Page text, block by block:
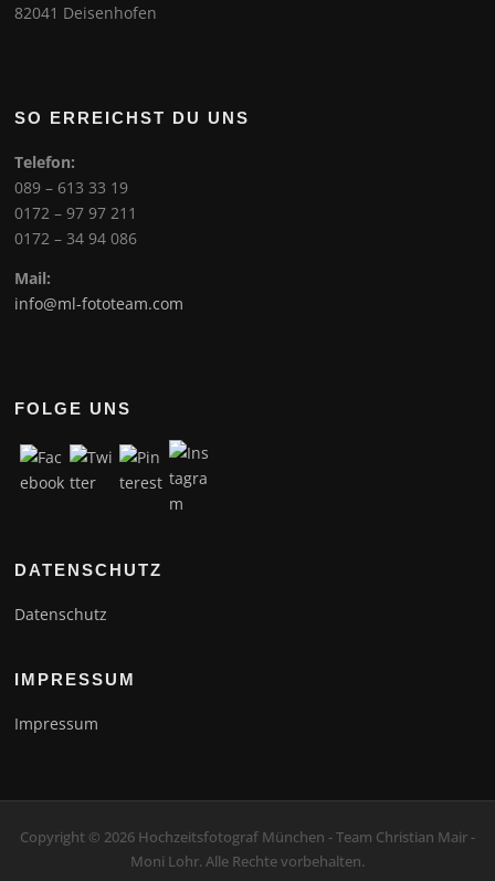
82041 Deisenhofen
SO ERREICHST DU UNS
Telefon:
089 – 613 33 19
0172 – 97 97 211
0172 – 34 94 086
Mail:
info@ml-fototeam.com
FOLGE UNS
DATENSCHUTZ
Datenschutz
IMPRESSUM
Impressum
Copyright © 2026 Hochzeitsfotograf München - Team Christian Mair -
Moni Lohr. Alle Rechte vorbehalten.